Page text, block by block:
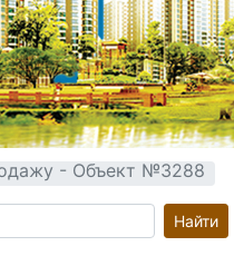
- Объект №3288
Найти